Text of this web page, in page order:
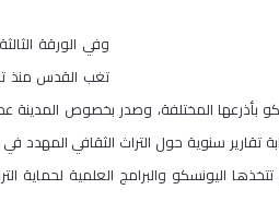
وفي الورقة
تغب القدس منذ
بأذرعها المختلفة، وصدر بخصوص المدينة
سنوية حول التراث الثقافي
اليونسكو والبرامج العلمية